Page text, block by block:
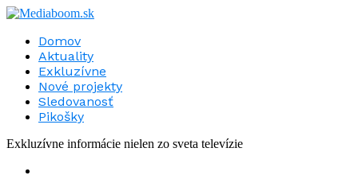
Domov
Aktuality
Exkluzívne
Nové projekty
Sledovanosť
Pikošky
Exkluzívne informácie nielen zo sveta televízie